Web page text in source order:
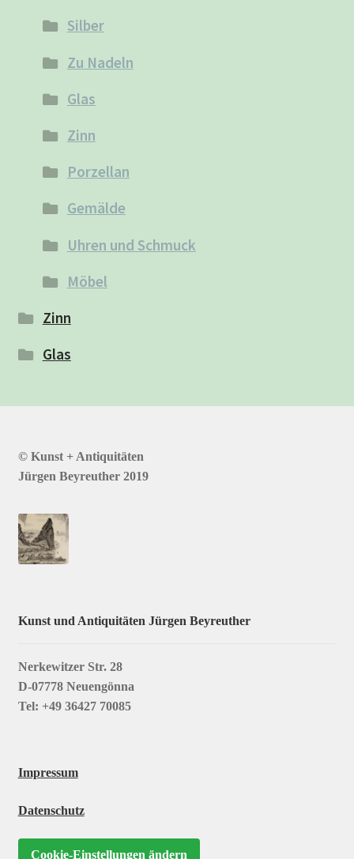
Silber
Zu Nadeln
Glas
Zinn
Porzellan
Gemälde
Uhren und Schmuck
Möbel
Zinn
Glas
© Kunst + Antiquitäten
Jürgen Beyreuther 2019
Kunst und Antiquitäten Jürgen Beyreuther
Nerkewitzer Str. 28
D-07778 Neuengönna
Tel: +49 36427 70085
Impressum
Datenschutz
Cookie-Einstellungen ändern